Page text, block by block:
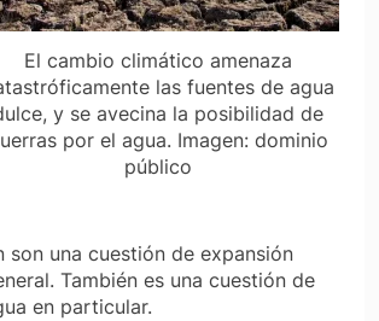
El cambio climático amenaza
las fuentes de agua
y se avecina la posibilidad de
por el agua. Imagen: dominio
público
son una cuestión de expansión
También es una cuestión de
en particular.